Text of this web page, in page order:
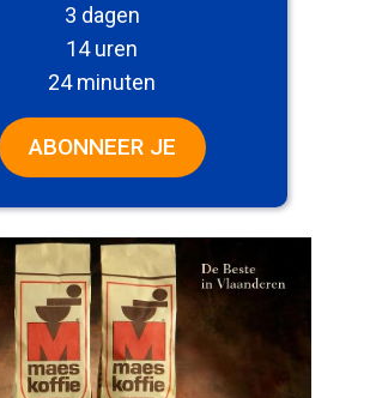
3 dagen
14 uren
24 minuten
ABONNEER JE